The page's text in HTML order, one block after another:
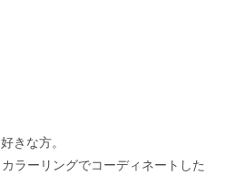
きな方。
ラーリングでコーディネートした